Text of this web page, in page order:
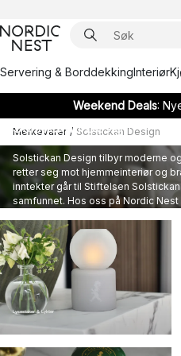
Servering & BorddekkingInteriør
Weekend Deals:
Merkevarer / Solstickan Design
Solstickan Design
Solstickan Design tilbyr moderne
retter seg mot hjemmeinteriør og
inntekter går til Stiftelsen
samfunnet. Hos oss på Nordic
passer deg og ditt interiør.
Lysestaker & Lykter